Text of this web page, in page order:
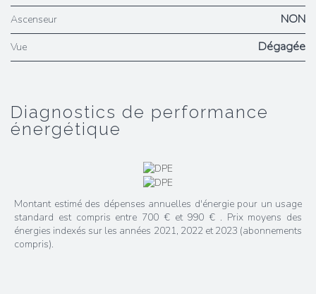
Ascenseur NON
Vue Dégagée
diagnostics de performance
énergétique
Montant estimé des dépenses annuelles d'énergie pour un usage
standard est compris entre 700 € et 990 € . Prix moyens des
énergies indexés sur les années 2021, 2022 et 2023 (abonnements
compris).